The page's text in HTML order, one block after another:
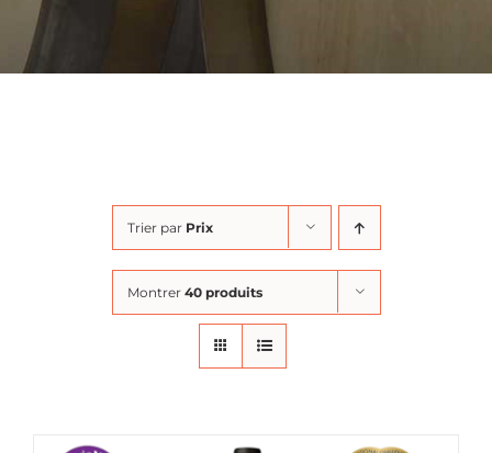
Trier par Prix
Montrer 40 produits